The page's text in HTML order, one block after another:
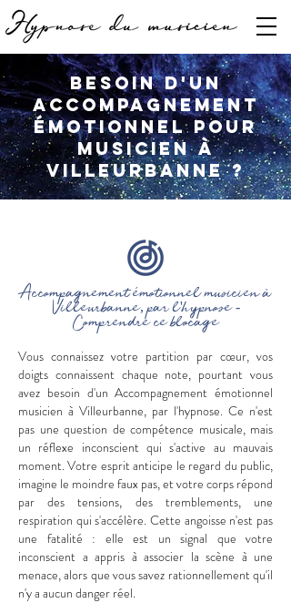
Besoin d'un
accompagnement
émotionnel pour
musicien à
Villeurbanne ?
Accompagnement émotionnel musicien à
Villeurbanne, par l'hypnose -
Comprendre ce blocage
Vous connaissez votre partition par cœur, vos
doigts connaissent chaque note, pourtant vous
avez besoin d'un Accompagnement émotionnel
musicien à Villeurbanne, par l'hypnose. Ce n'est
pas une question de compétence musicale, mais
un réflexe inconscient qui s'active au mauvais
moment. Votre esprit anticipe le regard du public,
imagine le moindre faux pas, et votre corps répond
par des tensions, des tremblements, une
respiration qui s'accélère. Cette angoisse n'est pas
une fatalité : elle est un signal que votre
inconscient a appris à associer la scène à une
menace, alors que vous savez rationnellement qu'il
n'y a aucun danger réel.